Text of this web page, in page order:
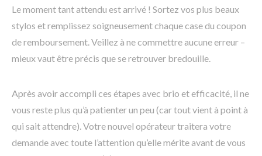
Le moment tant attendu est arrivé ! Sortez vos plus beaux
stylos et remplissez soigneusement chaque case du coupon
de remboursement. Veillez à ne commettre aucune erreur –
mieux vaut être précis que se retrouver bredouille.
Après avoir accompli ces étapes avec brio et efficacité, il ne
vous reste plus qu’à patienter un peu (car tout vient à point à
qui sait attendre). Votre nouvel opérateur traitera votre
demande avec toute l’attention qu’elle mérite avant de vous